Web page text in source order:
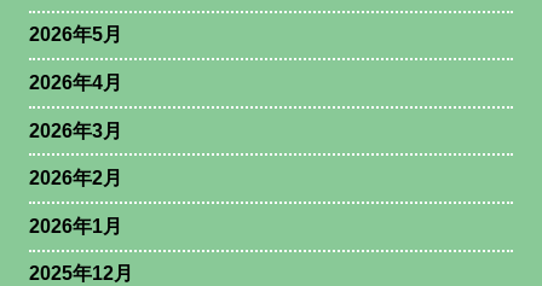
2026年5月
2026年4月
2026年3月
2026年2月
2026年1月
2025年12月